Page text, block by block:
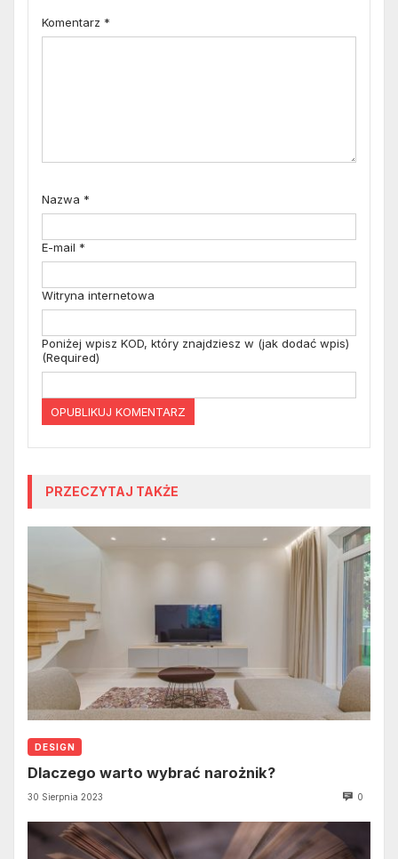
Komentarz *
Nazwa *
E-mail *
Witryna internetowa
Poniżej wpisz KOD, który znajdziesz w (jak dodać wpis)
(Required)
PRZECZYTAJ TAKŻE
DESIGN
Dlaczego warto wybrać narożnik?
30 Sierpnia 2023 0